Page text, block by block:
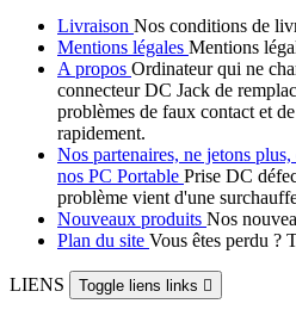
Livraison Nos conditions de
Mentions légales Mentions
A propos Ordinateur qui ne
connecteur DC Jack de
problèmes de faux contact et
rapidement.
Nos partenaires, ne jetons
nos PC Portable Prise DC
problème vient d'une
Nouveaux produits Nos
Plan du site Vous êtes perdu ?
LIENS Toggle liens links 